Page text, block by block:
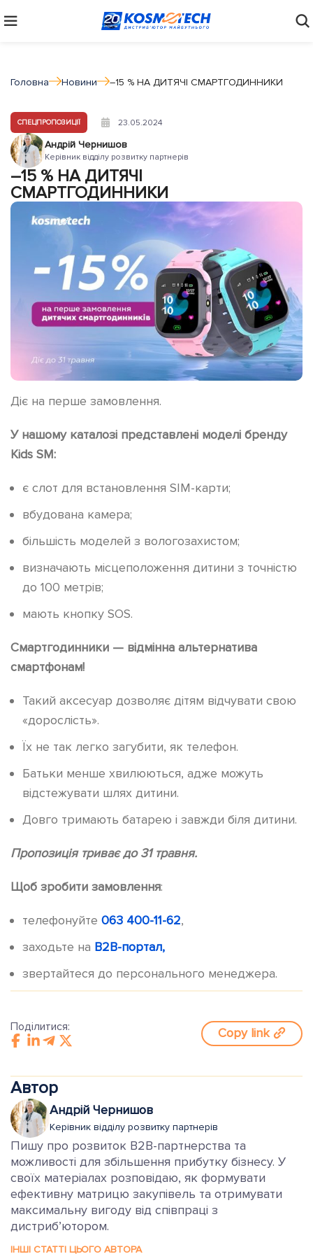
Головна Новини –15 % НА ДИТЯЧІ СМАРТГОДИННИКИ
СПЕЦПРОПОЗИЦІЇ 23.05.2024
Андрій Чернишов
Керівник відділу розвитку партнерів
–15 % НА ДИТЯЧІ
СМАРТГОДИННИКИ
Діє на перше замовлення.
У нашому каталозі представлені моделі бренду
Kids SM:
є слот для встановлення SIM-карти;
вбудована камера;
більшість моделей з вологозахистом;
визначають місцеположення дитини з точністю
до 100 метрів;
мають кнопку SOS.
Смартгодинники — відмінна альтернатива
смартфонам!
Такий аксесуар дозволяє дітям відчувати свою
«дорослість».
Їх не так легко загубити, як телефон.
Батьки менше хвилюються, адже можуть
відстежувати шлях дитини.
Довго тримають батарею і завжди біля дитини.
Пропозиція триває до 31 травня.
Щоб зробити замовлення:
телефонуйте 063 400-11-62,
заходьте на B2B-портал,
звертайтеся до персонального менеджера.
Поділитися: Copy link
Автор
Андрій Чернишов
Керівник відділу розвитку партнерів
Пишу про розвиток B2B-партнерства та
можливості для збільшення прибутку бізнесу. У
своїх матеріалах розповідаю, як формувати
ефективну матрицю закупівель та отримувати
максимальну вигоду від співпраці з
дистриб’ютором.
ІНШІ СТАТТІ ЦЬОГО АВТОРА